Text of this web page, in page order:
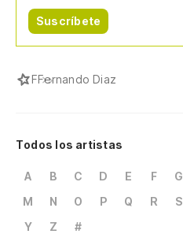
Suscríbete
FFernando Diaz
Todos los artistas
A B C D E F G
M
N O P Q R S
Y
Z #